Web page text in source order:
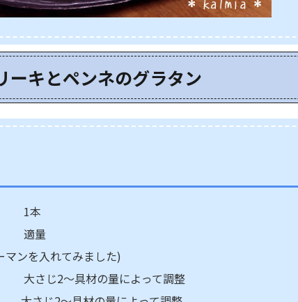
ーキとペンネのグラタン
本
適量
マンを入れてみました)
～具材の量によって調整